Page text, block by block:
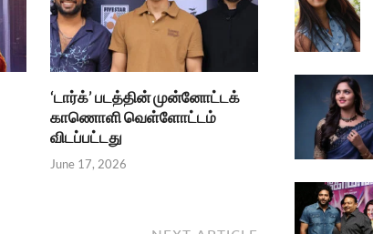
‘டார்க்’ படத்தின் முன்னோட்டக்
காணொளி வெள்ளோட்டம்
விடப்பட்டது
June 17, 2026